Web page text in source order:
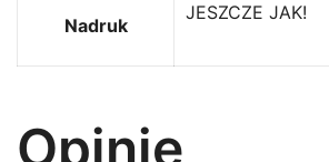
Nadruk
JESZCZE JAK!
Opinie